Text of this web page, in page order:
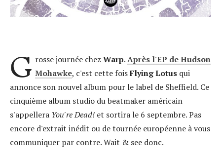
G rosse journée chez Warp.Après l'EP de Hudson
Mohawke, c'est cette foisFlying Lotusqui
annonce son nouvel album pour le label de Sheffield. Ce
cinquième album studio du beatmaker américain
s'appellera You're Dead! et sortira le 6 septembre. Pas
encore d'extrait inédit ou de tournée européenne à vous
communiquer par contre. Wait & see donc.